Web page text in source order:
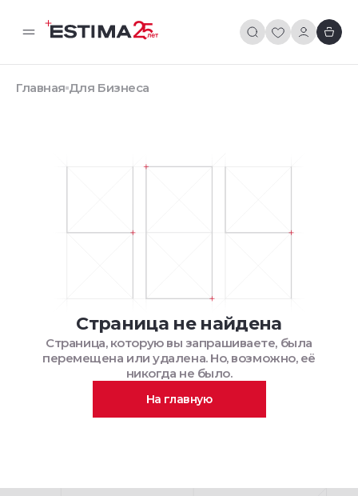
Главная Для Бизнеса
Страница не найдена
Страница, которую вы запрашиваете, была
перемещена или удалена. Но, возможно, её
никогда не было.
На главную